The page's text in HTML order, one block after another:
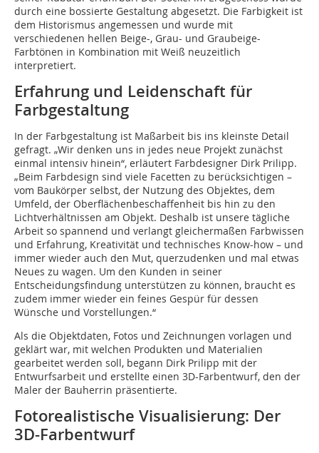
durch eine bossierte Gestaltung abgesetzt. Die Farbigkeit ist
dem Historismus angemessen und wurde mit
verschiedenen hellen Beige-, Grau- und Graubeige-
Farbtönen in Kombination mit Weiß neuzeitlich
interpretiert.
Erfahrung und Leidenschaft für
Farbgestaltung
In der Farbgestaltung ist Maßarbeit bis ins kleinste Detail
gefragt. „Wir denken uns in jedes neue Projekt zunächst
einmal intensiv hinein“, erläutert Farbdesigner Dirk Prilipp.
„Beim Farbdesign sind viele Facetten zu berücksichtigen –
vom Baukörper selbst, der Nutzung des Objektes, dem
Umfeld, der Oberflächenbeschaffenheit bis hin zu den
Lichtverhältnissen am Objekt. Deshalb ist unsere tägliche
Arbeit so spannend und verlangt gleichermaßen Farbwissen
und Erfahrung, Kreativität und technisches Know-how – und
immer wieder auch den Mut, querzudenken und mal etwas
Neues zu wagen. Um den Kunden in seiner
Entscheidungsfindung unterstützen zu können, braucht es
zudem immer wieder ein feines Gespür für dessen
Wünsche und Vorstellungen.“
Als die Objektdaten, Fotos und Zeichnungen vorlagen und
geklärt war, mit welchen Produkten und Materialien
gearbeitet werden soll, begann Dirk Prilipp mit der
Entwurfsarbeit und erstellte einen 3D-Farbentwurf, den der
Maler der Bauherrin präsentierte.
Fotorealistische Visualisierung: Der
3D-Farbentwurf